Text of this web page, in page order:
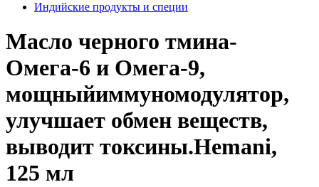
Индийские продукты и специи
Масло черного тмина-
Омега-6 и Омега-9,
мощныйиммуномодулятор,
улучшает обмен веществ,
выводит токсины.Hemani,
125 мл